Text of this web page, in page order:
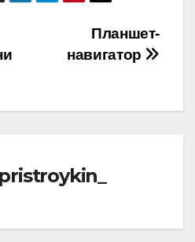
Планшет-
навигатор
pristroykin_